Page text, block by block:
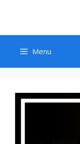
content
Menu